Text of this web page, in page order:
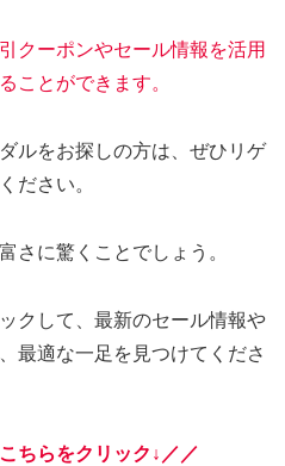
クーポンやセール情報を活用
ことができます。
ルをお探しの方は、ぜひリゲ
ださい。
さに驚くことでしょう。
クして、最新のセール情報や
最適な一足を見つけてくださ
ちらをクリック↓／／